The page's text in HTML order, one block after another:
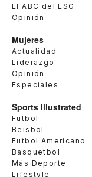
El ABC del ESG
Opinión
Mujeres
Actualidad
Liderazgo
Opinión
Especiales
Sports Illustrated
Futbol
Beisbol
Futbol Americano
Basquetbol
Más Deporte
Lifestyle